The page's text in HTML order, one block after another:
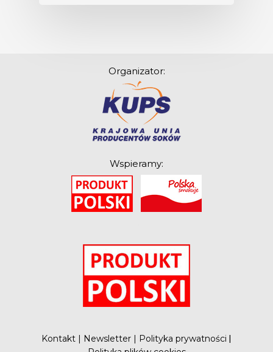
Organizator:
Wspieramy:
Kontakt | Newsletter | Polityka prywatności |